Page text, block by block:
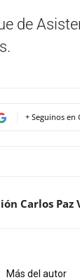
de
+ Seguinos en
Carlos Paz
Más del autor